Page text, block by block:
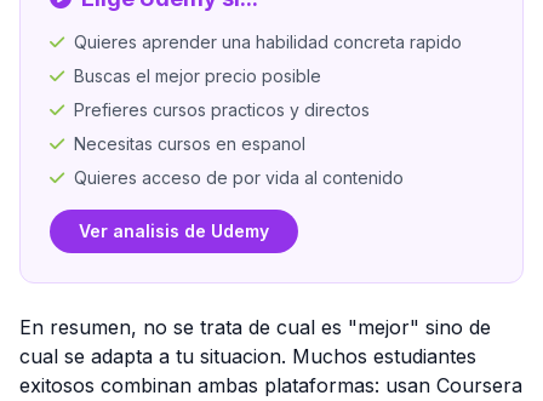
Quieres aprender una habilidad concreta rapido
Buscas el mejor precio posible
Prefieres cursos practicos y directos
Necesitas cursos en espanol
Quieres acceso de por vida al contenido
Ver analisis de Udemy
En resumen, no se trata de cual es "mejor" sino de
cual se adapta a tu situacion. Muchos estudiantes
exitosos combinan ambas plataformas: usan Coursera